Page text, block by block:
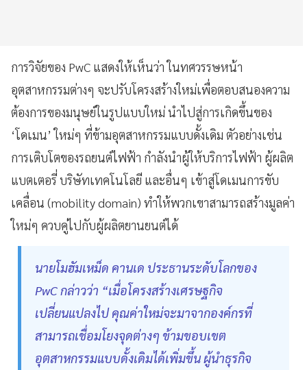
การวิจัยของ PwC แสดงให้เห็นว่า ในทศวรรษหน้า
อุตสาหกรรมต่างๆ จะปรับโครงสร้างใหม่เพื่อตอบสนองความ
ต้องการของมนุษย์ในรูปแบบใหม่ นำไปสู่การเกิดขึ้นของ
‘โดเมน’ ใหม่ๆ ที่ข้ามอุตสาหกรรมแบบดั้งเดิม ตัวอย่างเช่น
การเติบโตของรถยนต์ไฟฟ้า กำลังนำผู้ให้บริการไฟฟ้า ผู้ผลิต
แบตเตอรี่ บริษัทเทคโนโลยี และอื่นๆ เข้าสู่โดเมนการขับ
เคลื่อน (mobility domain) ทำให้พวกเขาสามารถสร้างมูลค่า
ใหม่ๆ ควบคู่ไปกับผู้ผลิตยานยนต์ได้
นายโมฮัมเหม็ด คานเด ประธานระดับโลกของ
PwC กล่าวว่า “เมื่อโครงสร้างเศรษฐกิจ
เปลี่ยนแปลงไป คุณค่าใหม่จะมาจากองค์กรที่
สามารถเชื่อมโยงจุดต่างๆ ข้ามขอบเขต
อุตสาหกรรมแบบดั้งเดิมได้เพิ่มขึ้น ผู้นำธุรกิจ